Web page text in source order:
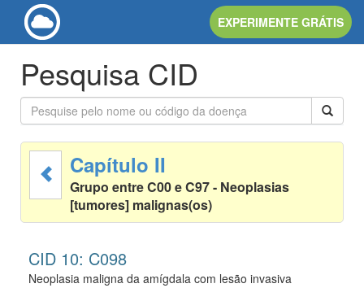
EXPERIMENTE GRÁTIS
Pesquisa CID
Capítulo II
Grupo entre C00 e C97 - Neoplasias
[tumores] malignas(os)
CID 10: C098
Neoplasia maligna da amígdala com lesão invasiva